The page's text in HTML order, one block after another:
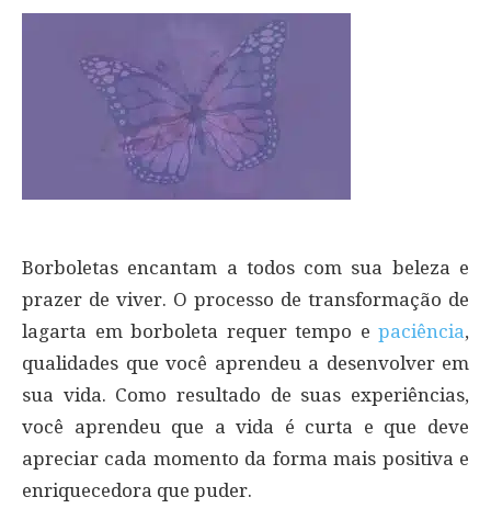
Borboletas encantam a todos com sua beleza e
prazer de viver. O processo de transformação de
lagarta em borboleta requer tempo e paciência,
qualidades que você aprendeu a desenvolver em
sua vida. Como resultado de suas experiências,
você aprendeu que a vida é curta e que deve
apreciar cada momento da forma mais positiva e
enriquecedora que puder.